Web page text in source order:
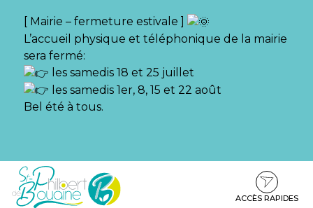
[ Mairie – fermeture estivale ]
L’accueil physique et téléphonique de la mairie
sera fermé:
les samedis 18 et 25 juillet
les samedis 1er, 8, 15 et 22 août
Bel été à tous.
Aller
Aller
contenu
Aller
pied
ACCÈS RAPIDES